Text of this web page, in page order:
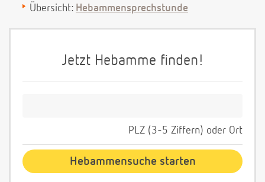
Übersicht: Hebammensprechstunde
Jetzt Hebamme finden!
PLZ (3-5 Ziffern) oder Ort